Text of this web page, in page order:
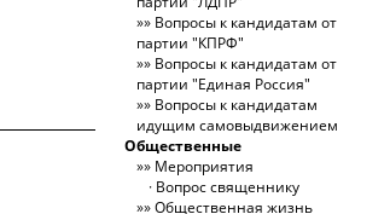
Вопросы к кандидатам от
партии "КПРФ"
Вопросы к кандидатам от
партии "Единая Россия"
Вопросы к кандидатам
идущим самовыдвижением
Общественные
Мероприятия
Вопрос священнику
Общественная жизнь